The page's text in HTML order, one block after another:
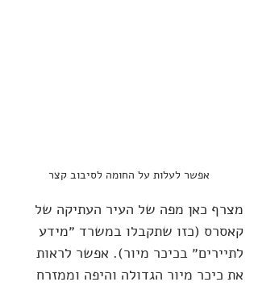
אפשר לעלות על החומה לסיבוב קצר
מצרף כאן מפה של העיר העתיקה של
קאסרס (כזו שתקבלו במשרד ״מידע
לתיירים״ בכיכר מיור). אפשר לראות
את כיכר מיור הגדולה והיפה וממזרח